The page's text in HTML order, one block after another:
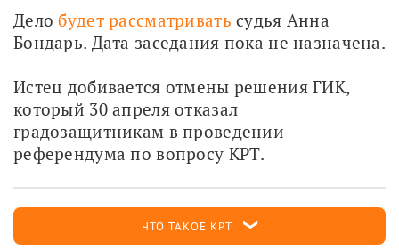
Дело будет рассматривать судья Анна
Бондарь. Дата заседания пока не назначена.
Истец добивается отмены решения ГИК,
который 30 апреля отказал
градозащитникам в проведении
референдума по вопросу КРТ.
ЧТО ТАКОЕ КРТ